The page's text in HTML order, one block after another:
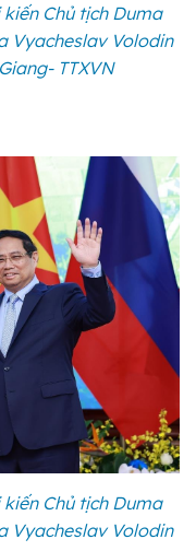
Chủ tịch Duma
Vyacheslav Volodin
TTXVN
Chủ tịch Duma
Vyacheslav Volodin